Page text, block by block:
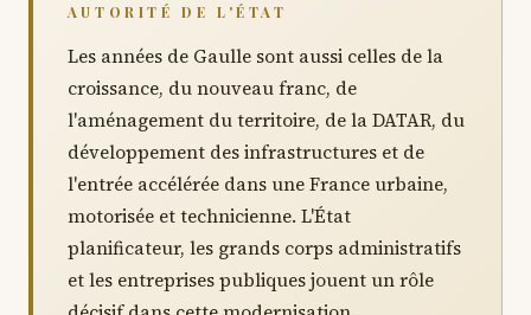
AUTORITÉ DE L'ÉTAT
Les années de Gaulle sont aussi celles de la
croissance, du nouveau franc, de
l'aménagement du territoire, de la DATAR, du
développement des infrastructures et de
l'entrée accélérée dans une France urbaine,
motorisée et technicienne. L'État
planificateur, les grands corps administratifs
et les entreprises publiques jouent un rôle